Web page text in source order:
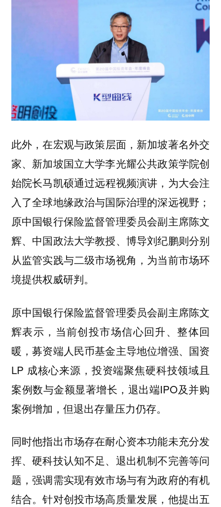
此外，在宏观与政策层面， 新加坡著名外交
家、新加坡国立大学李光耀公共政策学院创
始院长马凯硕通过远程视频演讲，为大会注
入了全球地缘政治与国际治理的深远视野；
原中国银行保险监督管理委员会副主席陈文
辉、中国政法大学教授、博导刘纪鹏则分别
从监管实践与二级市场视角，为当前市场环
境提供权威研判。
原中国银行保险监督管理委员会副主席陈文
辉表示 ，当前创投市场信心回升、整体回
暖，募资端人民币基金主导地位增强、国资
LP 成核心来源，投资端聚焦硬科技领域且
案例数与金额显著增长，退出端IPO及并购
案例增加，但退出存量压力仍存。
同时他指出市场存在耐心资本功能未充分发
挥、硬科技认知不足、退出机制不完善等问
题，强调需实现有效市场与有为政府的有机
结合。针对创投市场高质量发展，他提出五